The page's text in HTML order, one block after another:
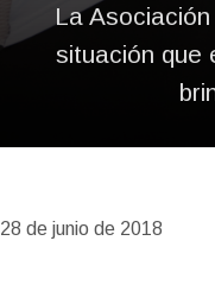
La
situación que
28 de junio de 2018